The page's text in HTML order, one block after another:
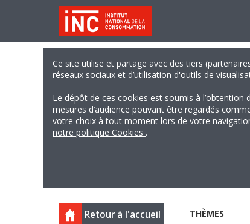
Ce site utilise et partage avec des tiers
réseaux sociaux et d’utilisation d'outils de
Le dépôt de ces cookies est soumis à
mesures d’audience pouvant être regardés
votre choix à tout moment lors de votre
notre politique Cookies .
Retour à l'accueil THÈMES